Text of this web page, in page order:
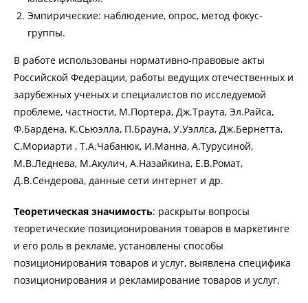
Эмпирические: наблюдение, опрос, метод фокус-
группы.
В работе использованы нормативно-правовые акты
Российской Федерации, работы ведущих отечественных и
зарубежных ученых и специалистов по исследуемой
проблеме, частности, М.Портера, Дж.Траута, Эл.Райса,
Ф.Бардена, К.Сьюэлла, П.Брауна, У.Уэллса, Дж.Бернетта,
С.Мориарти , Т.А.Чабанюк, И.Манна, А.Турусиной,
М.В.Леднева, М.Акулич, А.Назайкина, Е.В.Ромат,
Д.В.Сендерова, данные сети интернет и др.
Теоретическая значимость: раскрыты вопросы
теоретические позиционирования товаров в маркетинге
и его роль в рекламе, установлены способы
позиционирования товаров и услуг, выявлена специфика
позиционирования и рекламирование товаров и услуг.